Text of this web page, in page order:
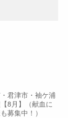
君津市・袖ケ浦
8月】（献血に
募集中！）